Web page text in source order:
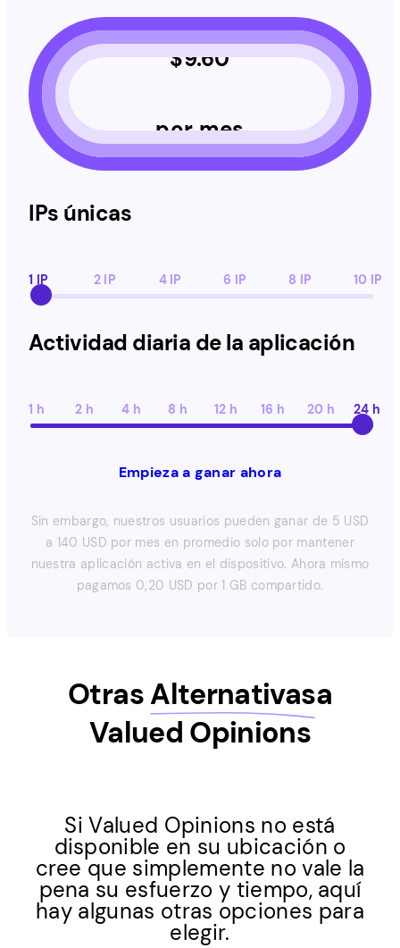
$9.60
por mes
IPs únicas
1 IP 2 IP 4 IP 6 IP 8 IP 10 IP
Actividad diaria de la aplicación
1 h 2 h 4 h 8 h 12 h 16 h 20 h 24 h
Empieza a ganar ahora
Sin embargo, nuestros usuarios pueden ganar de 5 USD
a 140 USD por mes en promedio solo por mantener
nuestra aplicación activa en el dispositivo. Ahora mismo
pagamos 0,20 USD por 1 GB compartido.
OtrasAlternativasa
Valued Opinions
Si Valued Opinions no está
disponible en su ubicación o
cree que simplemente no vale la
pena su esfuerzo y tiempo, aquí
hay algunas otras opciones para
elegir.